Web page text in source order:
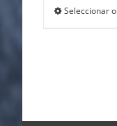
Seleccionar